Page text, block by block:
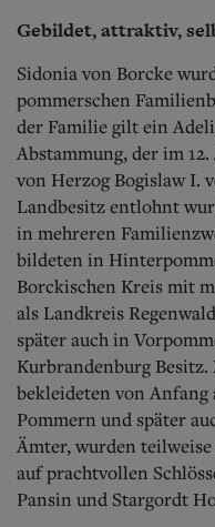
Gebildet, attraktiv,
Sidonia von Borcke
pommerschen
der Familie gilt ein
Abstammung, der im
von Herzog Bogislaw I.
Landbesitz entlohnt
in mehreren
bildeten in
Borckischen Kreis mit
als Landkreis
später auch in
Kurbrandenburg
bekleideten von Anfang
Pommern und später
Ämter, wurden
auf prachtvollen
Pansin und Stargordt